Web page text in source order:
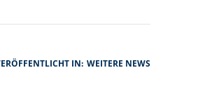
IN: WEITERE NEWS